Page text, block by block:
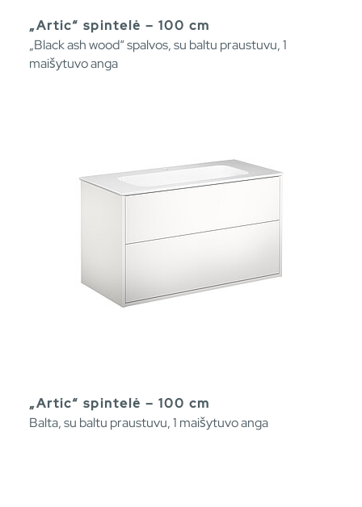
„Artic“ spintelė – 100 cm
„Black ash wood“ spalvos, su baltu praustuvu, 1
maišytuvo anga
„Artic“ spintelė – 100 cm
Balta, su baltu praustuvu, 1 maišytuvo anga